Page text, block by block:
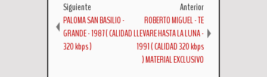
Siguiente
PALOMA SAN BASILIO -
GRANDE - 1987 ( CALIDAD
320 kbps )
Anterior
ROBERTO MIGUEL - TE
LLEVARE HASTA LA LUNA -
1991 ( CALIDAD 320 kbps
) MATERIAL EXCLUSIVO